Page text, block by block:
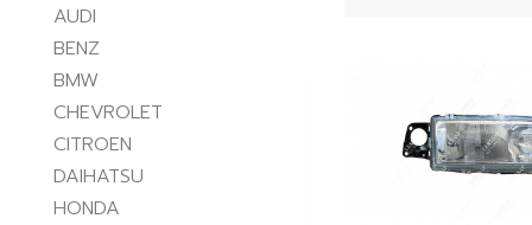
AUDI
BENZ
BMW
CHEVROLET
CITROEN
DAIHATSU
HONDA